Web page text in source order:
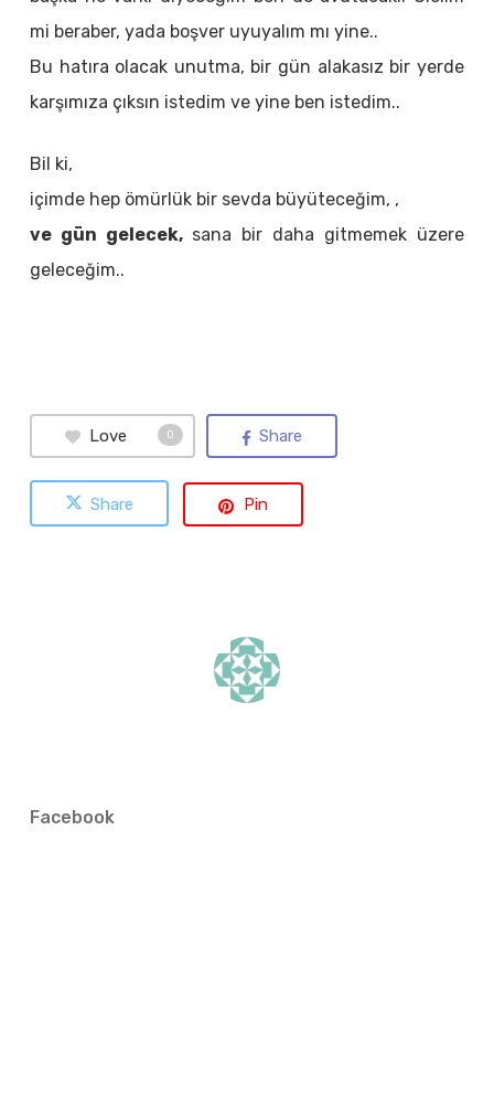
mi beraber, yada boşver uyuyalım mı yine..
Bu hatıra olacak unutma, bir gün alakasız bir yerde
karşımıza çıksın istedim ve yine ben istedim..
Bil ki,
içimde hep ömürlük bir sevda büyüteceğim, ,
ve gün gelecek, sana bir daha gitmemek üzere
geleceğim..
Love 0 Share
Share Pin
Facebook